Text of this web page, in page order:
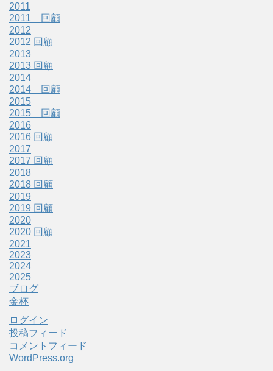
2011
2011 回顧
2012
2012 回顧
2013
2013 回顧
2014
2014 回顧
2015
2015 回顧
2016
2016 回顧
2017
2017 回顧
2018
2018 回顧
2019
2019 回顧
2020
2020 回顧
2021
2023
2024
2025
ブログ
金杯
ログイン
投稿フィード
コメントフィード
WordPress.org